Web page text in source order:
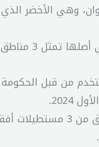
العلم الحالي من 3
حلب ودمشق ودير الزور.
من قبل الحكومة
ويتكون العلم